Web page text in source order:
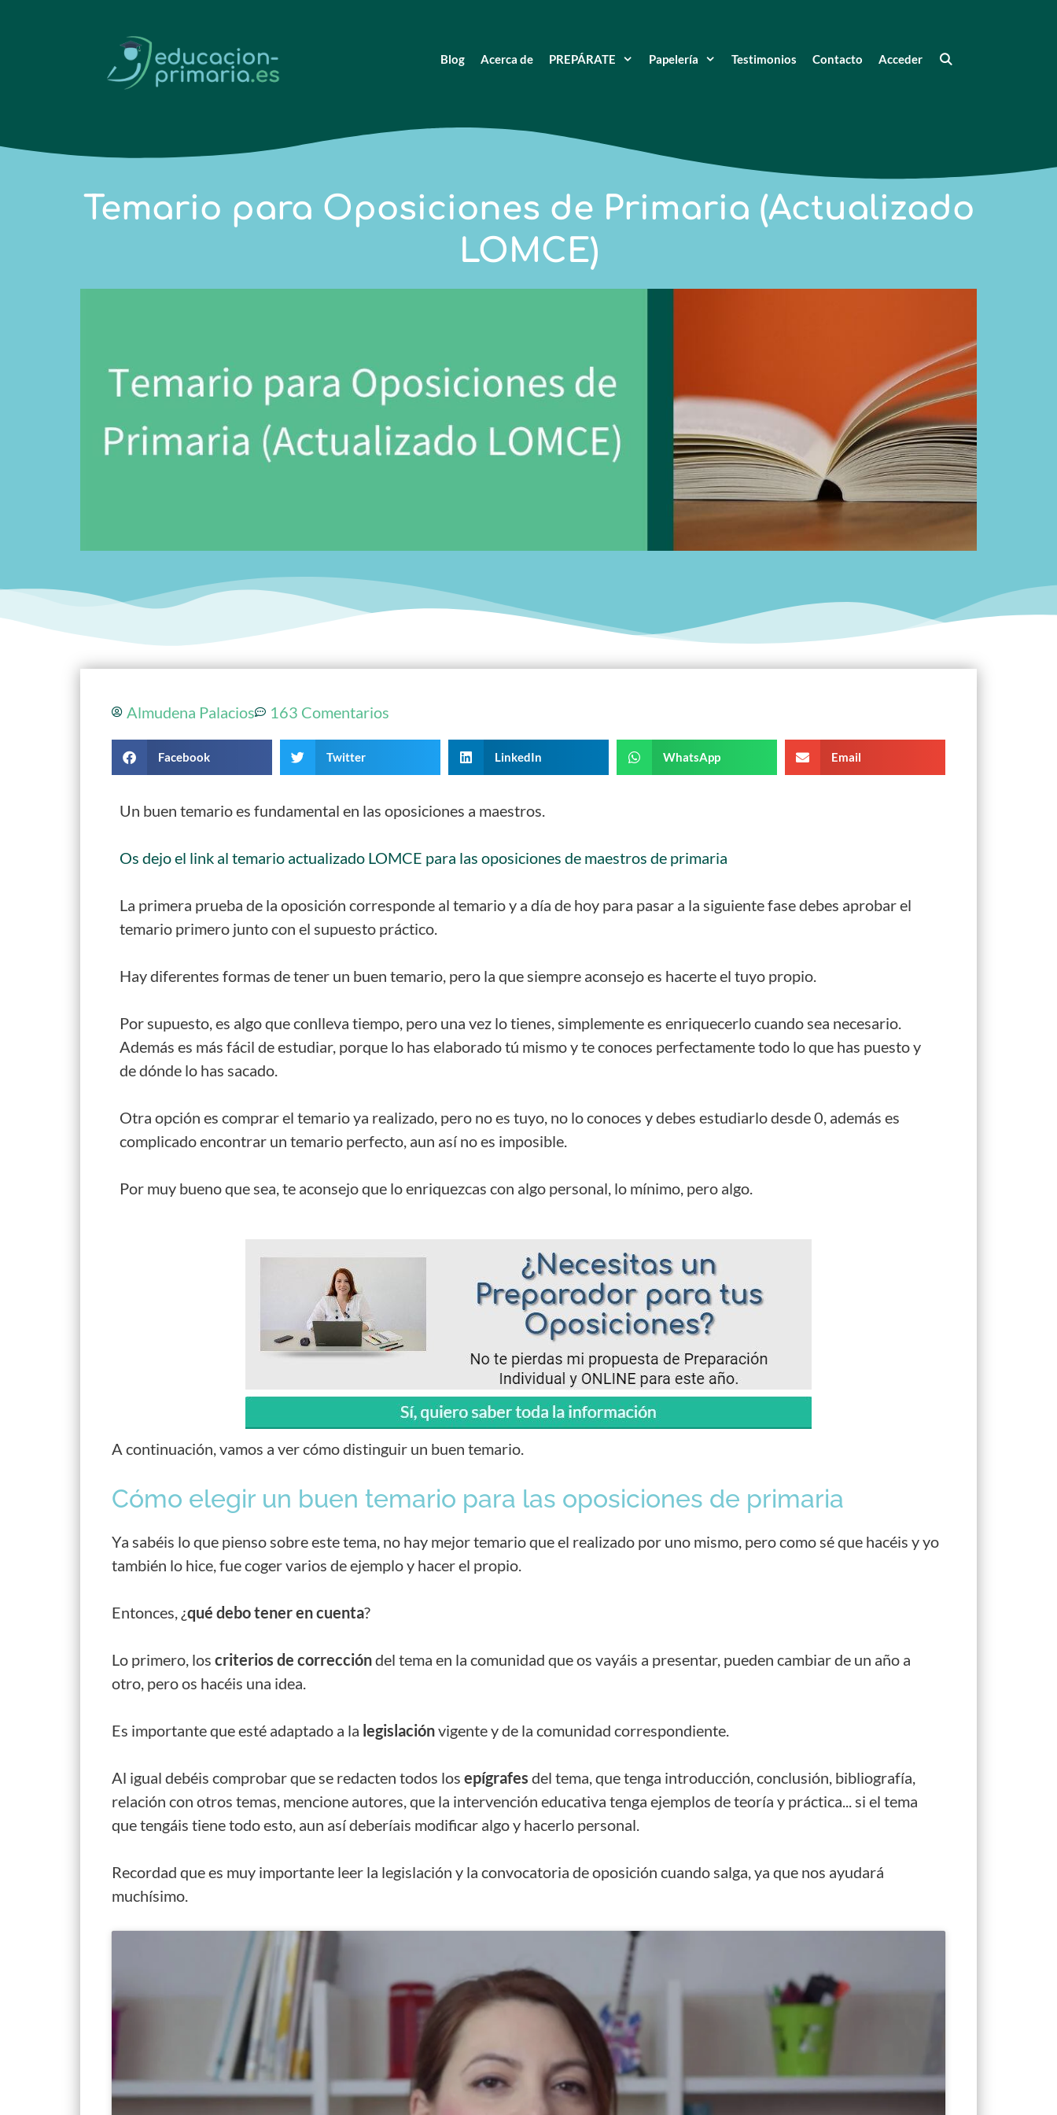
Blog Acerca de PREPÁRATE Papelería Testimonios Contacto Acceder
Temario para Oposiciones de Primaria (Actualizado
LOMCE)
Almudena Palacios 163 Comentarios
Facebook Twitter LinkedIn WhatsApp Email
Un buen temario es fundamental en las oposiciones a maestros.
Os dejo el link al temario actualizado LOMCE para las oposiciones de maestros de primaria
La primera prueba de la oposición corresponde al temario y a día de hoy para pasar a la siguiente fase debes aprobar el
temario primero junto con el supuesto práctico.
Hay diferentes formas de tener un buen temario, pero la que siempre aconsejo es hacerte el tuyo propio.
Por supuesto, es algo que conlleva tiempo, pero una vez lo tienes, simplemente es enriquecerlo cuando sea necesario.
Además es más fácil de estudiar, porque lo has elaborado tú mismo y te conoces perfectamente todo lo que has puesto y
de dónde lo has sacado.
Otra opción es comprar el temario ya realizado, pero no es tuyo, no lo conoces y debes estudiarlo desde 0, además es
complicado encontrar un temario perfecto, aun así no es imposible.
Por muy bueno que sea, te aconsejo que lo enriquezcas con algo personal, lo mínimo, pero algo.
A continuación, vamos a ver cómo distinguir un buen temario.
Cómo elegir un buen temario para las oposiciones de primaria
Ya sabéis lo que pienso sobre este tema, no hay mejor temario que el realizado por uno mismo, pero como sé que hacéis y yo
también lo hice, fue coger varios de ejemplo y hacer el propio.
Entonces, ¿qué debo tener en cuenta?
Lo primero, los criterios de correccióndel tema en la comunidad que os vayáis a presentar, pueden cambiar de un año a
otro, pero os hacéis una idea.
Es importante que esté adaptado a la legislaciónvigente y de la comunidad correspondiente.
Al igual debéis comprobar que se redacten todos los epígrafes del tema, que tenga introducción, conclusión, bibliografía,
relación con otros temas, mencione autores, que la intervención educativa tenga ejemplos de teoría y práctica... si el tema
que tengáis tiene todo esto, aun así deberíais modificar algo y hacerlo personal.
Recordad que es muy importante leer la legislación y la convocatoria de oposición cuando salga, ya que nos ayudará
muchísimo.